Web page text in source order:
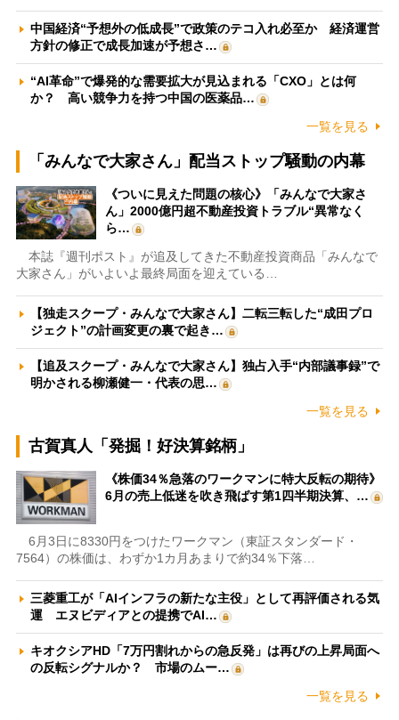
中国経済“予想外の低成長”で政策のテコ入れ必至か 経済運営
方針の修正で成長加速が予想さ…
“AI革命”で爆発的な需要拡大が見込まれる「CXO」とは何
か？ 高い競争力を持つ中国の医薬品…
一覧を見る
「みんなで大家さん」配当ストップ騒動の内幕
《ついに見えた問題の核心》「みんなで大家さ
ん」2000億円超不動産投資トラブル“異常なく
ら…
本誌『週刊ポスト』が追及してきた不動産投資商品「みんなで
大家さん」がいよいよ最終局面を迎えている…
【独走スクープ・みんなで大家さん】二転三転した“成田プロ
ジェクト”の計画変更の裏で起き…
【追及スクープ・みんなで大家さん】独占入手“内部議事録”で
明かされる柳瀬健一・代表の思…
一覧を見る
古賀真人「発掘！好決算銘柄」
《株価34％急落のワークマンに特大反転の期待》
6月の売上低迷を吹き飛ばす第1四半期決算、…
6月3日に8330円をつけたワークマン（東証スタンダード・
7564）の株価は、わずか1カ月あまりで約34％下落…
三菱重工が「AIインフラの新たな主役」として再評価される気
運 エヌビディアとの提携でAI…
キオクシアHD「7万円割れからの急反発」は再びの上昇局面へ
の反転シグナルか？ 市場のムー…
一覧を見る